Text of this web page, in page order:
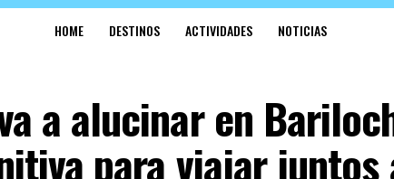
HOME DESTINOS ACTIVIDADES NOTICIAS
a alucinar en
para viajar juntos